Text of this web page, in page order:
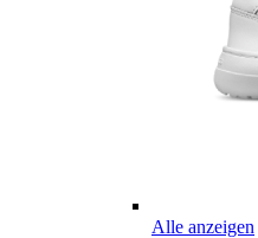
Alle anzeigen